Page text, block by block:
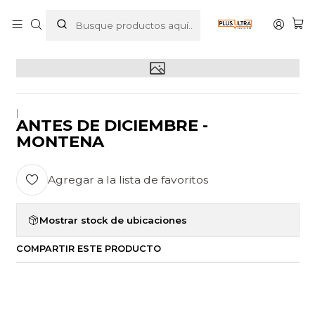
ANTES DE DICIEMBRE - MONTENA
ANTES DE DICIEMBRE -
MONTENA
Agregar a la lista de favoritos
Mostrar stock de ubicaciones
COMPARTIR ESTE PRODUCTO